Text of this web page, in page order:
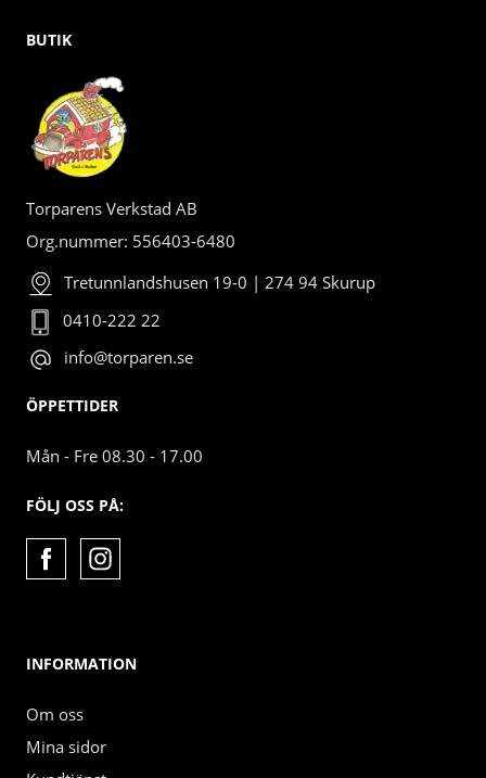
BUTIK
Torparens Verkstad AB
Org.nummer: 556403-6480
Tretunnlandshusen 19-0 | 274 94 Skurup
0410-222 22
info@torparen.se
ÖPPETTIDER
Mån - Fre 08.30 - 17.00
FÖLJ OSS PÅ:
INFORMATION
Om oss
Mina sidor